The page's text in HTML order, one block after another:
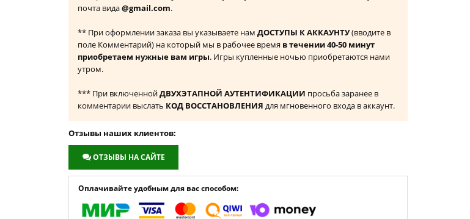
почта вида@gmail.com.
** При оформлении заказа вы указываете нам ДОСТУПЫ К АККАУНТУ(вводите в
поле Комментарий) на который мы в рабочее время в течении 40-50 минут
приобретаем нужные вам игры. Игры купленные ночью приобретаются нами
утром.
*** При включеннойДВУХЭТАПНОЙ АУТЕНТИФИКАЦИИ просьба заранее в
комментарии выслать КОД ВОССТАНОВЛЕНИЯ для мгновенного входа в аккаунт.
Отзывы наших клиентов:
ОТЗЫВЫ НА САЙТЕ
Оплачивайте удобным для вас способом: